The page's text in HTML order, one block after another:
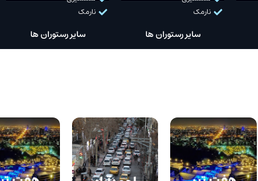
نارمک
سایر رستوران ها
نارمک
سایر رستوران ها